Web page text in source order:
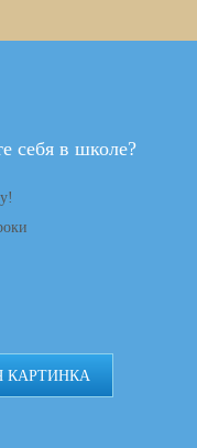
себя в школе?
КАРТИНКА